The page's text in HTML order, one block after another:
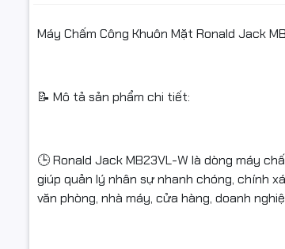
Máy Chấm Công Khuôn Mặt Ronald Jack
📝 Mô tả sản phẩm chi tiết:
🕒 Ronald Jack MB23VL-W là dòng máy
giúp quản lý nhân sự nhanh chóng, chính
văn phòng, nhà máy, cửa hàng, doanh